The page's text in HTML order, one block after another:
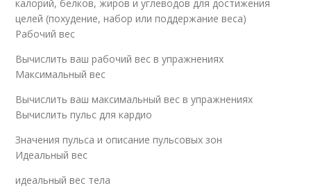
калорий, белков, жиров и углеводов для достижения
целей (похудение, набор или поддержание веса)
Рабочий вес
Вычислить ваш рабочий вес в упражнениях
Максимальный вес
Вычислить ваш максимальный вес в упражнениях
Вычислить пульс для кардио
Значения пульса и описание пульсовых зон
Идеальный вес
идеальный вес тела